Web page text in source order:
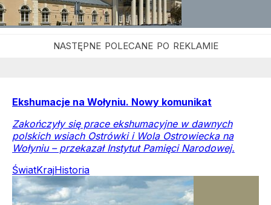
Ekshumacje na Wołyniu. Nowy komunikat
Zakończyły się prace ekshumacyjne w dawnych
polskich wsiach Ostrówki i Wola Ostrowiecka na
Wołyniu – przekazał Instytut Pamięci Narodowej.
ŚwiatKrajHistoria